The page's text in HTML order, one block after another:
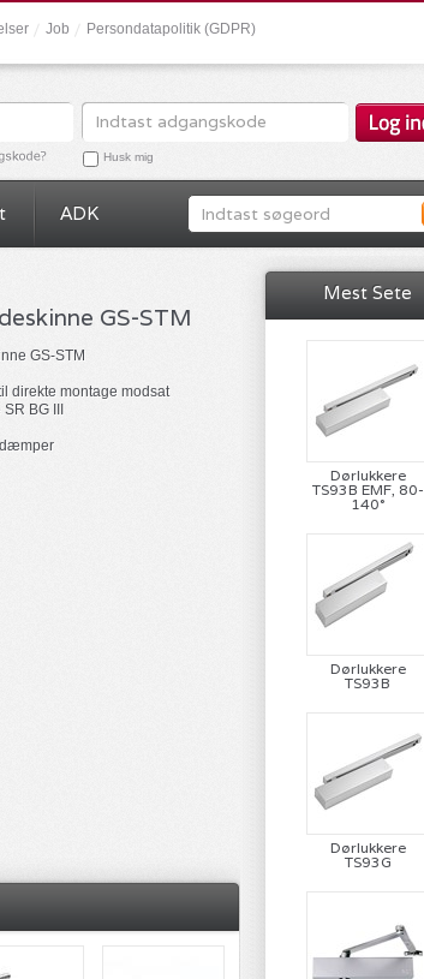
Husk mig
Job Persondatapolitik (GDPR)
ADK
GS-STM
GS-STM
direkte montage modsat
BG III
Mest Sete
Dørlukkere
TS93B EMF, 80-
140°
Dørlukkere
TS93B
Dørlukkere
TS93G